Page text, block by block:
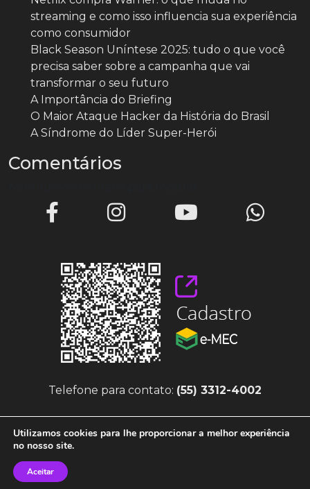
streaming e como isso influencia sua experiência
como consumidor
Black Season Uníntese 2025: tudo o que você
precisa saber sobre a campanha que vai
transformar o seu futuro
A Importância do Briefing
O Maior Ataque Hacker da História do Brasil
A Síndrome do Líder Super-Herói
Comentários
Telefone para contato: (55) 3312-4002
Utilizamos cookies para lhe proporcionar a melhor experiência
no nosso site.
Aceitar